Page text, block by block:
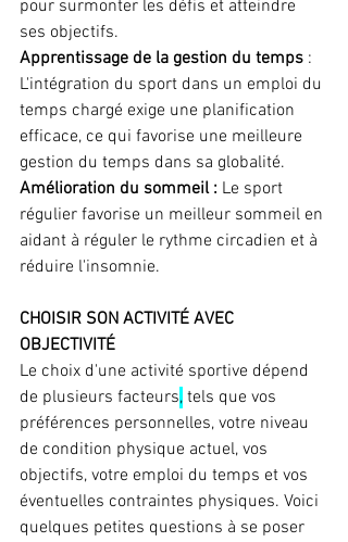
pour surmonter les défis et atteindre
ses objectifs.
Apprentissage de la gestion du temps :
L'intégration du sport dans un emploi du
temps chargé exige une planification
efficace, ce qui favorise une meilleure
gestion du temps dans sa globalité.
Amélioration du sommeil : Le sport
régulier favorise un meilleur sommeil en
aidant à réguler le rythme circadien et à
réduire l'insomnie.
CHOISIR SON ACTIVITÉ AVEC
OBJECTIVITÉ
Le choix d'une activité sportive dépend
de plusieurs facteurs, tels que vos
préférences personnelles, votre niveau
de condition physique actuel, vos
objectifs, votre emploi du temps et vos
éventuelles contraintes physiques. Voici
quelques petites questions à se poser